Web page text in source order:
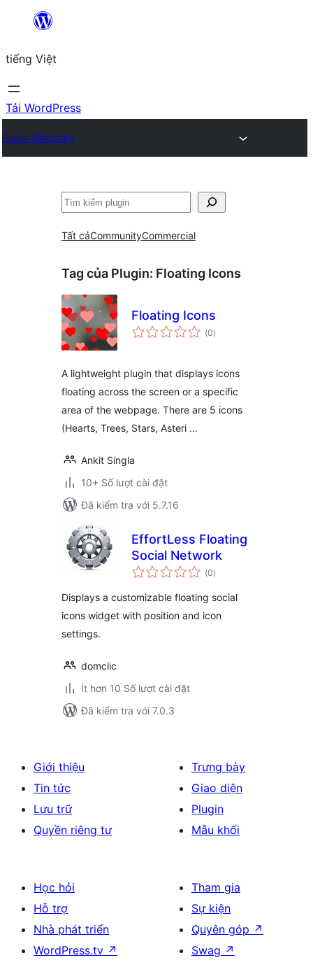
Chuyển
phần
nội
dung
tiếng Việt
Tải WordPress
Plugin Directory
Tìm
Tất cảCommunityCommercial
Tag của Plugin: Floating Icons
Floating Icons
(0tổng
đánh
)
A lightweight plugin that displays icons
floating across the screen or a specific
area of the webpage. There are 5 icons
(Hearts, Trees, Stars, Asteri …
Ankit Singla
10+ Số lượt cài đặt
Đã kiểm tra với 5.7.16
EffortLess Floating
Social Network
(0tổng
đánh
)
Displays a customizable floating social
icons widget with position and icon
settings.
domclic
Ít hơn 10 Số lượt cài đặt
Đã kiểm tra với 7.0.3
Giới thiệu
Tin tức
Lưu trữ
Quyền riêng tư
Trưng bày
Giao diện
Plugin
Mẫu khối
Học hỏi
Hỗ trợ
Nhà phát triển
WordPress.tv ↗
Tham gia
Sự kiện
Quyên góp ↗
Swag ↗